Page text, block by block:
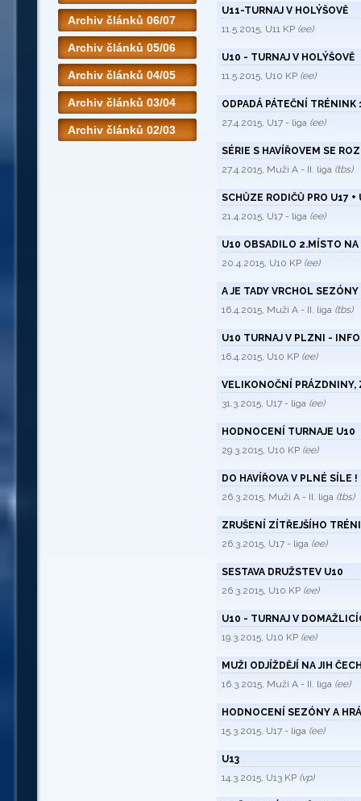
Archiv článků 06/07
Archiv článků 05/06
Archiv článků 04/05
Archiv článků 03/04
Archiv článků 02/03
U11-TURNAJ V HOLÝŠOVĚ
11.5.2015, U11 KP (ee)
U10 - TURNAJ V HOLÝŠOVĚ
11.5.2015, U10 KP (ee)
ODPADÁ PÁTEČNÍ TRÉNINK
27.4.2015, U17 - liga (ee)
SÉRIE S HAVÍŘOVEM SE
27.4.2015, Muži A - II. liga (tbs)
SCHŮZE RODIČŮ PRO U17 +
21.4.2015, U17 - liga (ee)
U10 OBSADILO 2.MÍSTO
20.4.2015, U10 KP (ee)
A JE TADY VRCHOL SEZÓNY
16.4.2015, Muži A - II. liga (tbs)
U10 TURNAJ V PLZNI -
16.4.2015, U10 KP (ee)
VELIKONOČNÍ PRÁZDNINY,
31.3.2015, U17 - liga (ee)
HODNOCENÍ TURNAJE U10
29.3.2015, U10 KP (ee)
DO HAVÍŘOVA V PLNÉ SÍLE !
26.3.2015, Muži A - II. liga (tbs)
ZRUŠENÍ ZÍTŘEJŠÍHO
26.3.2015, U17 - liga (ee)
SESTAVA DRUŽSTEV U10
26.3.2015, U10 KP (ee)
U10 - TURNAJ V
19.3.2015, U10 KP (ee)
MUŽI ODJÍŽDĚJÍ NA JIH
16.3.2015, Muži A - II. liga (ee)
HODNOCENÍ SEZÓNY A
15.3.2015, U17 - liga (ee)
U13
14.3.2015, U13 KP (vp)